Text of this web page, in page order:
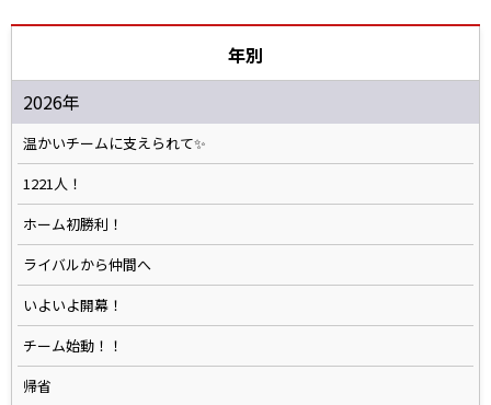
年別
2026年
温かいチームに支えられて✨️
1221人！
ホーム初勝利！
ライバルから仲間へ
いよいよ開幕！
チーム始動！！
帰省